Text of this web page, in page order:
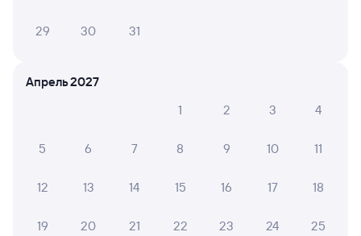
29 30 31
Апрель 2027
1
2 3 4
5 6 7 8 9 10 11
12 13 14 15 16 17 18
19 20 21 22 23 24 25